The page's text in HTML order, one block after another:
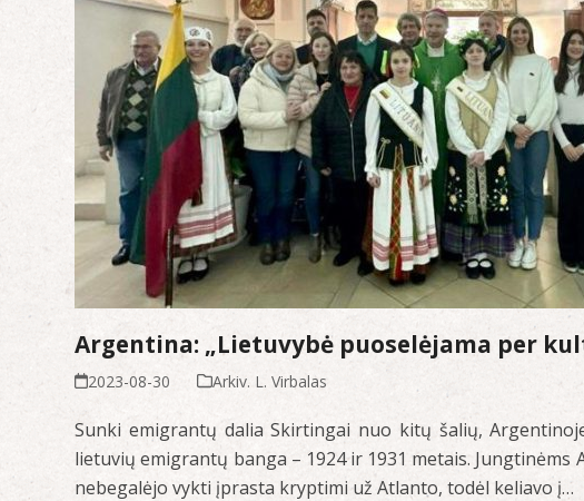
Argentina: „Lietuvybė puoselėjama per
2023-08-30 Arkiv. L. Virbalas
Sunki emigrantų dalia Skirtingai nuo kitų šalių,
lietuvių emigrantų banga – 1924 ir 1931 metais.
nebegalėjo vykti įprasta kryptimi už Atlanto, todėl keliavo į…